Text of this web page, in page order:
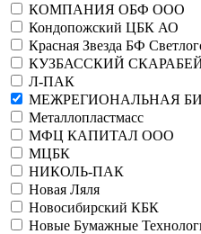
КОМПАНИЯ ОБФ ООО
Кондопожский ЦБК АО
Красная Звезда БФ
КУЗБАССКИЙ
Л-ПАК
МЕЖРЕГИОНАЛЬНАЯ
Металлопластмасс
МФЦ КАПИТАЛ ООО
МЦБК
НИКОЛЬ-ПАК
Новая Ляля
Новосибирский КБК
Новые Бумажные